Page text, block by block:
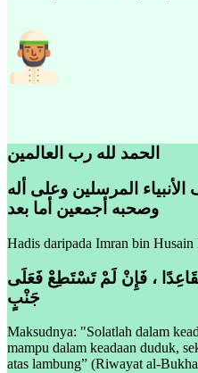
الحمد لله رب العالمين
المرسلين وعلى أله
وصحبه أجمعين أما بعد
Hadis daripada Imran bin
، فَإِنْ لَمْ تَسْتَطِعْ فَعَلَى
جَنْبٍ
Maksudnya: "Solatlah dalam
mampu dalam keadaan duduk,
atas lambung” (Riwayat al-